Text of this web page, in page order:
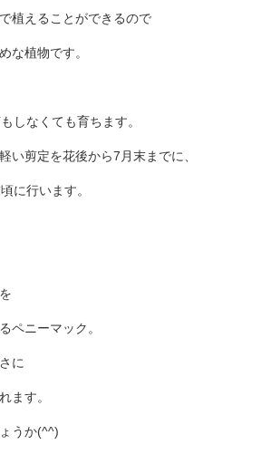
植えることができるので
な植物です。
しなくても育ちます。
い剪定を花後から7月末までに、
に行います。
ペニーマック。
に
ます。
うか(^^)